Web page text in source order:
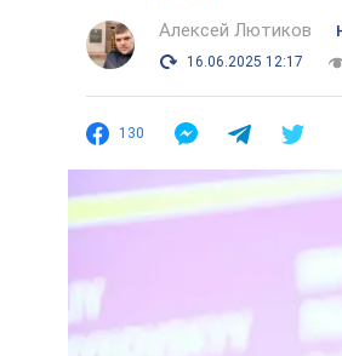
Алексей Лютиков
16.06.2025 12:17
130